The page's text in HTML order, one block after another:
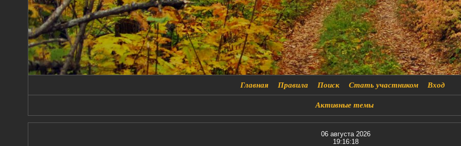
Главная Правила Поиск Стать участником Вход
Активные темы
06 августа 2026
19:16:19